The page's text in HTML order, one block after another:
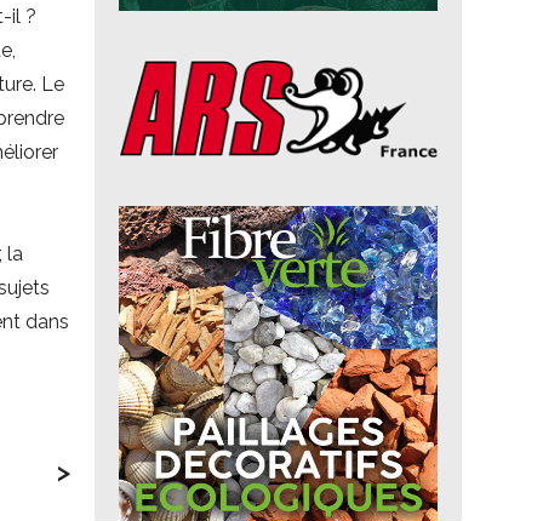
il ?
Le
la
dans
>